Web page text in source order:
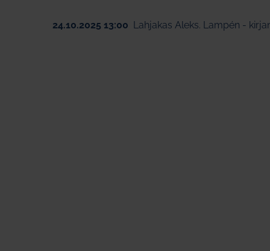
24.10.2025 13:00 Lahjakas Aleks. Lampén -